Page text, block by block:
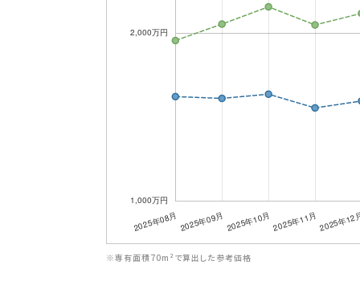
※専有面積70m²で算出した参考価格